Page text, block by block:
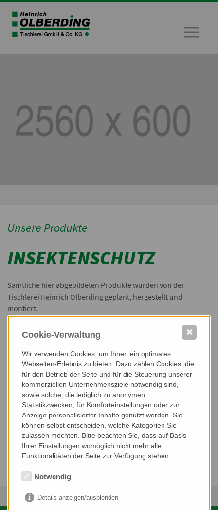
Unsere Produkte
INSEKTENSCHUTZ
Sämtliche hier abgebildeten Produkte wurden von der
Tischlerei Heinrich Olberding geplant, hergestellt und
montiert.
Für weitere Informationen kontaktieren Sie uns.
Objekt 1
jetzt ansehen »
Cookie-Verwaltung
Wir verwenden Cookies, um Ihnen ein optimales
Webseiten-Erlebnis zu bieten. Dazu zählen Cookies, die
für den Betrieb der Seite und für die Steuerung unserer
kommerziellen Unternehmensziele notwendig sind,
sowie solche, die lediglich zu anonymen
Statistikzwecken, für Komforteinstellungen oder zur
Anzeige personalisierter Inhalte genutzt werden. Sie
können selbst entscheiden, welche Kategorien Sie
zulassen möchten. Bitte beachten Sie, dass auf Basis
Ihrer Einstellungen womöglich nicht mehr alle
Funktionalitäten der Seite zur Verfügung stehen.
Notwendig
Details anzeigen/ausblenden
✖